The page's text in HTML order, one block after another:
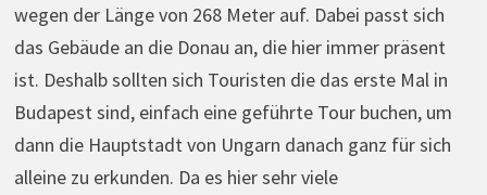
wegen der Länge von 268 Meter auf. Dabei passt sich
das Gebäude an die Donau an, die hier immer präsent
ist. Deshalb sollten sich Touristen die das erste Mal in
Budapest sind, einfach eine geführte Tour buchen, um
dann die Hauptstadt von Ungarn danach ganz für sich
alleine zu erkunden. Da es hier sehr viele